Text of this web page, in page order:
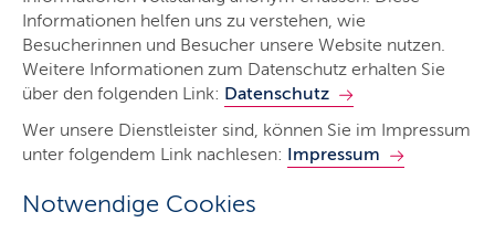
Informationen helfen uns zu verstehen, wie
Besucherinnen und Besucher unsere Website nutzen.
Weitere Informationen zum Datenschutz erhalten Sie
über den folgenden Link: Datenschutz
Wer unsere Dienstleister sind, können Sie im Impressum
unter folgendem Link nachlesen: Impressum
Notwendige Cookies
Start
Themen